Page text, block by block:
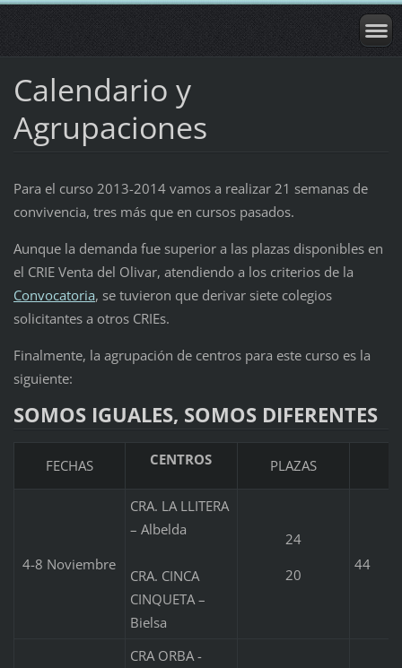
Calendario y
Agrupaciones
Para el curso 2013-2014 vamos a realizar 21 semanas de
convivencia, tres más que en cursos pasados.
Aunque la demanda fue superior a las plazas disponibles en
el CRIE Venta del Olivar, atendiendo a los criterios de la
Convocatoria, se tuvieron que derivar siete colegios
solicitantes a otros CRIEs.
Finalmente, la agrupación de centros para este curso es la
siguiente:
SOMOS IGUALES, SOMOS DIFERENTES
FECHAS CENTROS PLAZAS
4-8 Noviembre
CRA. LA LLITERA
– Albelda
CRA. CINCA
CINQUETA –
Bielsa
24
20
44
CRA ORBA -